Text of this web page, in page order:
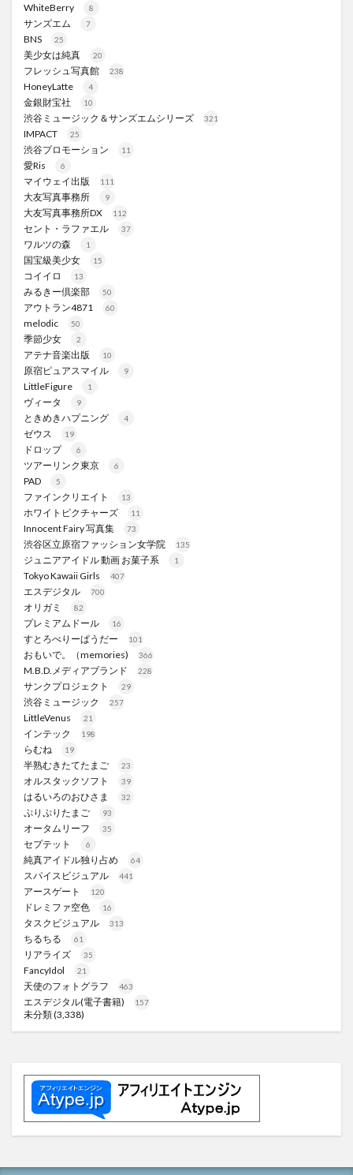
WhiteBerry 8
サンズエム 7
BNS 25
美少女は純真 20
フレッシュ写真館 238
HoneyLatte 4
金銀財宝社 10
渋谷ミュージック＆サンズエムシリーズ 321
IMPACT 25
渋谷プロモーション 11
愛Ris 6
マイウェイ出版 111
大友写真事務所 9
大友写真事務所DX 112
セント・ラファエル 37
ワルツの森 1
国宝級美少女 15
コイイロ 13
みるきー倶楽部 50
アウトラン4871 60
melodic 50
季節少女 2
アテナ音楽出版 10
原宿ピュアスマイル 9
LittleFigure 1
ヴィータ 9
ときめきハプニング 4
ゼウス 19
ドロップ 6
ツアーリンク東京 6
PAD 5
ファインクリエイト 13
ホワイトピクチャーズ 11
Innocent Fairy 写真集 73
渋谷区立原宿ファッション女学院 135
ジュニアアイドル 動画 お菓子系 1
Tokyo Kawaii Girls 407
エスデジタル 700
オリガミ 82
プレミアムドール 16
すとろべりーぱうだー 101
おもいで。（memories) 366
M.B.D.メディアブランド 228
サンクプロジェクト 29
渋谷ミュージック 257
LittleVenus 21
インテック 198
らむね 19
半熟むきたてたまご 23
オルスタックソフト 39
はるいろのおひさま 32
ぷりぷりたまご 93
オータムリーフ 35
セプテット 6
純真アイドル独り占め 64
スパイスビジュアル 441
アースゲート 120
ドレミファ空色 16
タスクビジュアル 313
ちるちる 61
リアライズ 35
FancyIdol 21
天使のフォトグラフ 463
エスデジタル(電子書籍) 157
未分類(3,338)